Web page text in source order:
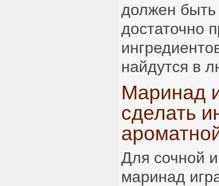
должен
достаточно
найдутся в
Маринад
сделать
Для сочной
маринад